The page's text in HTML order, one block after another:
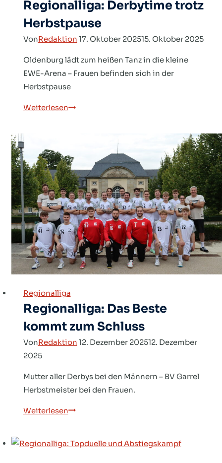
Regionalliga: Derbytime trotz
Herbstpause
VonRedaktion 17. Oktober 202515. Oktober 2025
Oldenburg lädt zum heißen Tanz in die kleine
EWE-Arena – Frauen befinden sich in der
Herbstpause
WeiterlesenRegionalliga:
Regionalliga
Regionalliga: Das Beste
kommt zum Schluss
VonRedaktion 12. Dezember 202512. Dezember
2025
Mutter aller Derbys bei den Männern – BV Garrel
Herbstmeister bei den Frauen.
WeiterlesenRegionalliga:
kommt